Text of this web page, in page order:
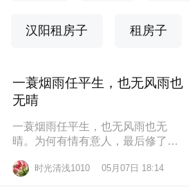
汉阳租房子 租房子
一蓑烟雨任平生，也无风雨也
无晴
一蓑烟雨任平生，也无风雨也无
晴。为何有情有意人，最后修了无
却有情。莫道桑榆晚，为霞尚满
时光清浅1010 05月07日 18:14